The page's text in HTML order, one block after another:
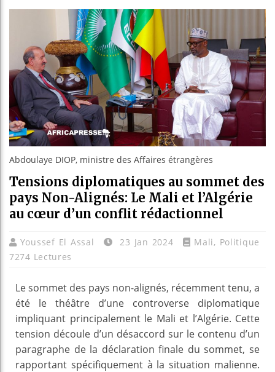
Bénin :
Aliko
Abdoulaye DIOP, ministre des Affaires étrangères
Tensions diplomatiques au sommet des
pays Non-Alignés: Le Mali et l’Algérie
au cœur d’un conflit rédactionnel
Youssef El Assal 23 Jan 2024 Mali, Politique
7274 Lectures
Le sommet des pays non-alignés, récemment tenu, a
été le théâtre d’une controverse diplomatique
impliquant principalement le Mali et l’Algérie. Cette
tension découle d’un désaccord sur le contenu d’un
paragraphe de la déclaration finale du sommet, se
rapportant spécifiquement à la situation malienne.